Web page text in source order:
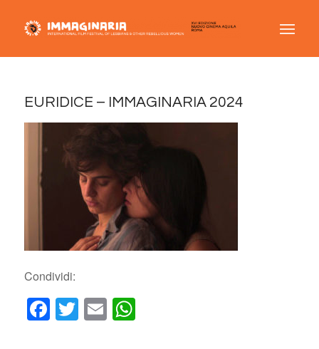
EURIDICE – IMMAGINARIA 2024
Condividi:
Facebook
Twitter
EmailWhatsApp